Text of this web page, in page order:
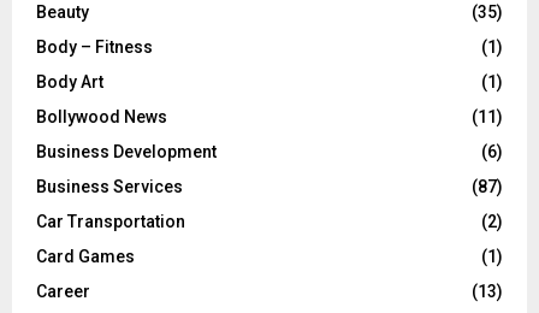
Beauty
(35)
Body – Fitness
(1)
Body Art
(1)
Bollywood News
(11)
Business Development
(6)
Business Services
(87)
Car Transportation
(2)
Card Games
(1)
Career
(13)